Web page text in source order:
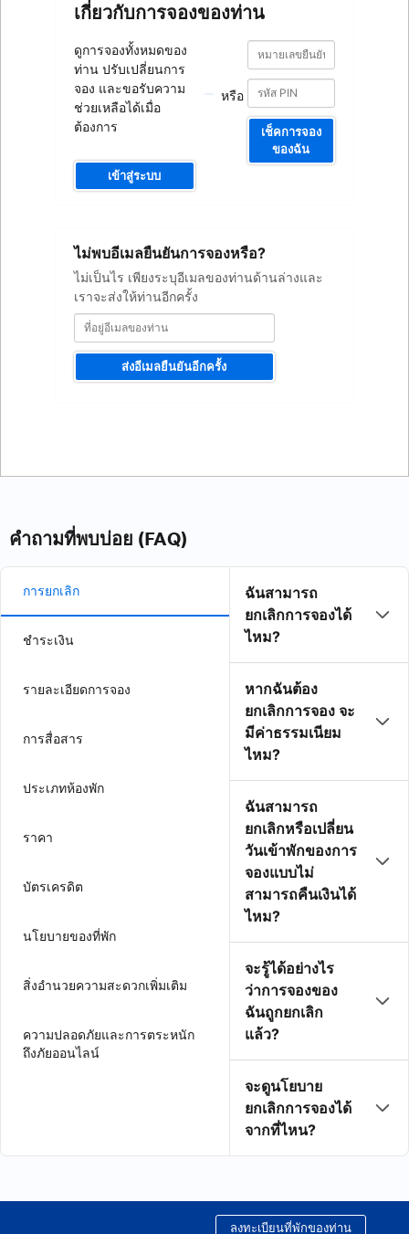
เกี่ยวกับการจองของท่าน
ดูการจองทั้งหมดของ
ท่าน ปรับเปลี่ยนการ
จอง และขอรับความ
ช่วยเหลือได้เมื่อ
ต้องการ
เข้าสู่ระบบ
หรือ
หมายเลข
ยืนยัน
การ
จอง
หมายเลข
ยืนยัน
การ
จอง
เช็คการจอง
ของฉัน
ไม่พบอีเมลยืนยันการจองหรือ?
ไม่เป็นไร เพียงระบุอีเมลของท่านด้านล่างและ
เราจะส่งให้ท่านอีกครั้ง
อีเมล
ส่งอีเมลยืนยันอีกครั้ง
คำถามที่พบบ่อย (FAQ)
การยกเลิก
ชำระเงิน
รายละเอียดการจอง
การสื่อสาร
ประเภทห้องพัก
ราคา
บัตรเครดิต
นโยบายของที่พัก
สิ่งอำนวยความสะดวกเพิ่มเติม
ความปลอดภัยและการตระหนัก
ถึงภัยออนไลน์
ฉันสามารถ
ยกเลิกการจองได้
ไหม?
หากฉันต้อง
ยกเลิกการจอง จะ
มีค่าธรรมเนียม
ไหม?
ฉันสามารถ
ยกเลิกหรือเปลี่ยน
วันเข้าพักของการ
จองแบบไม่
สามารถคืนเงินได้
ไหม?
จะรู้ได้อย่างไร
ว่าการจองของ
ฉันถูกยกเลิก
แล้ว?
จะดูนโยบาย
ยกเลิกการจองได้
จากที่ไหน?
ลงทะเบียนที่พักของท่าน